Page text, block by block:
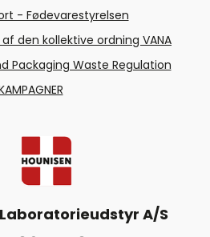
- Fødevarestyrelsen
den kollektive ordning VANA
Packaging Waste Regulation
A/S